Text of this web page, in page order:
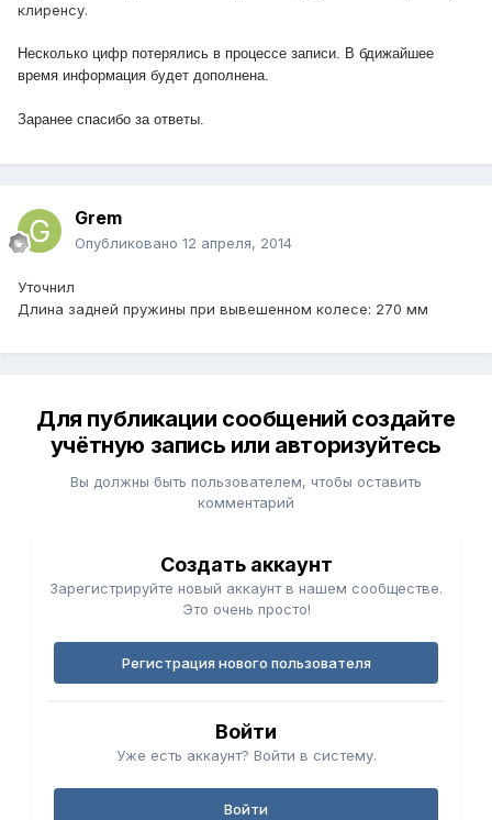
клиренсу.
Несколько цифр потерялись в процессе записи. В бдижайшее
время информация будет дополнена.
Заранее спасибо за ответы.
Grem
Опубликовано 12 апреля, 2014
Уточнил
Длина задней пружины при вывешенном колесе: 270 мм
Для публикации сообщений создайте
учётную запись или авторизуйтесь
Вы должны быть пользователем, чтобы оставить
комментарий
Создать аккаунт
Зарегистрируйте новый аккаунт в нашем сообществе.
Это очень просто!
Регистрация нового пользователя
Войти
Уже есть аккаунт? Войти в систему.
Войти